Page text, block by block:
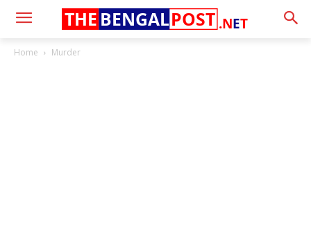
.NET
THE BENGALPOST
Home Murder